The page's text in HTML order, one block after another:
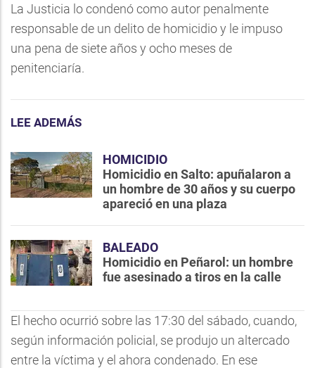
La Justicia lo condenó como autor penalmente
responsable de un delito de homicidio y le impuso
una pena de siete años y ocho meses de
penitenciaría.
LEE ADEMÁS
HOMICIDIO
Homicidio en Salto: apuñalaron a
un hombre de 30 años y su cuerpo
apareció en una plaza
BALEADO
Homicidio en Peñarol: un hombre
fue asesinado a tiros en la calle
El hecho ocurrió sobre las 17:30 del sábado, cuando,
según información policial, se produjo un altercado
entre la víctima y el ahora condenado. En ese